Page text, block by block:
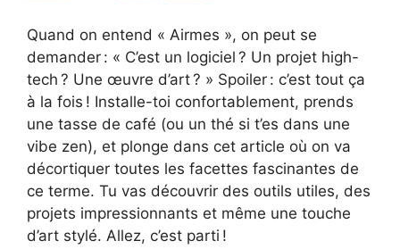
Quand on entend « Airmes », on peut se
demander : « C’est un logiciel ? Un projet high-
tech ? Une œuvre d’art ? » Spoiler : c’est tout ça
à la fois ! Installe-toi confortablement, prends
une tasse de café (ou un thé si t’es dans une
vibe zen), et plonge dans cet article où on va
décortiquer toutes les facettes fascinantes de
ce terme. Tu vas découvrir des outils utiles, des
projets impressionnants et même une touche
d’art stylé. Allez, c’est parti !